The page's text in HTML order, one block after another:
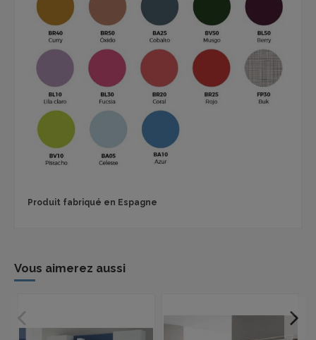
Produit fabriqué en Espagne
Vous aimerez aussi